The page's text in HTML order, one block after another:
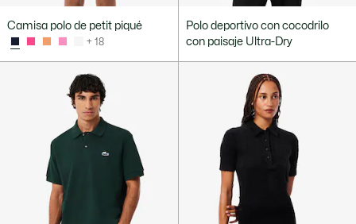
Camisa polo de petit piqué
+ 18
Polo deportivo con cocodrilo
con paisaje Ultra-Dry